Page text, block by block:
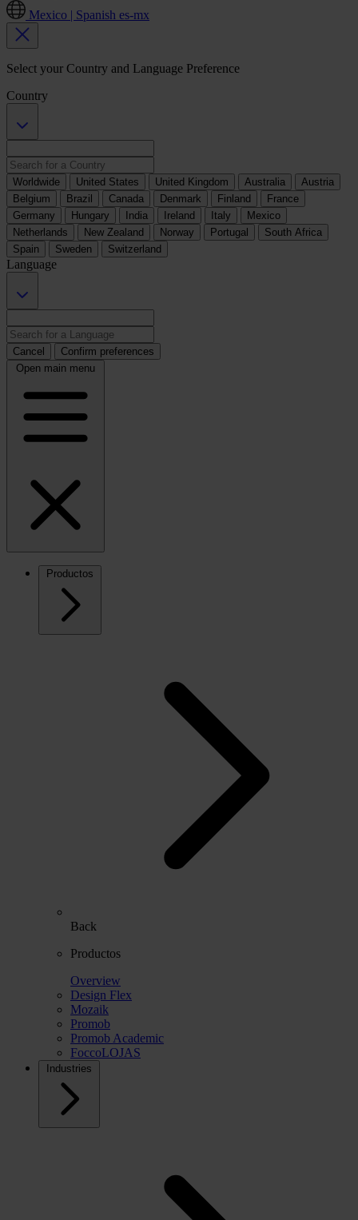
Mexico | Spanish es-mx
Select your Country and Language Preference
Country
Worldwide United States United Kingdom Australia
Austria
Belgium
Brazil Canada Denmark Finland
France
Germany
Hungary India Ireland Italy
Mexico
Netherlands
New Zealand Norway Portugal
South Africa
Spain
Sweden Switzerland
Language
Cancel
Confirm preferences
Open main menu
Productos
Back
Productos
Overview
Design Flex
Mozaik
Promob
Promob Academic
FoccoLOJAS
Industries